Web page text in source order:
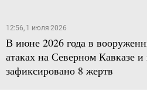
12:56, 1 июля 2026
В июне 2026 года в
атаках на Северном Кавказе
зафиксировано 8 жертв